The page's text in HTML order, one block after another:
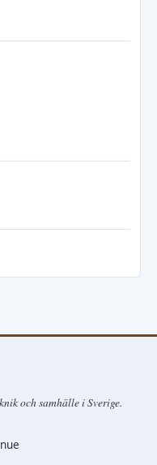
och samhälle i Sverige.